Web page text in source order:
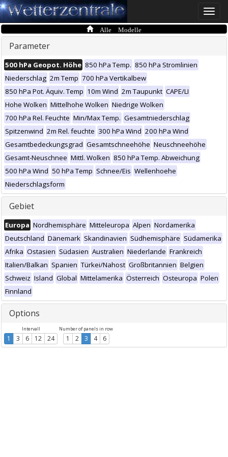
Toggle
Alle Modelle
Parameter
500 hPa Geopot. Höhe 850 hPa Temp. 850 hPa Stromlinien
Niederschlag 2m Temp 700 hPa Vertikalbew
850 hPa Pot. Äquiv. Temp 10m Wind 2m Taupunkt CAPE/LI
Hohe Wolken Mittelhohe Wolken Niedrige Wolken
700 hPa Rel. Feuchte Min/Max Temp. Gesamtniederschlag
Spitzenwind 2m Rel. feuchte 300 hPa Wind 200 hPa Wind
Gesamtbedeckungsgrad Gesamtschneehöhe Neuschneehöhe
Gesamt-Neuschnee Mittl. Wolken 850 hPa Temp. Abweichung
500 hPa Wind 50 hPa Temp Schnee/Eis Wellenhoehe
Niederschlagsform
Gebiet
Europa Nordhemisphäre Mitteleuropa Alpen Nordamerika
Deutschland Dänemark Skandinavien Südhemisphäre Südamerika
Afrika Ostasien Südasien Australien Niederlande Frankreich
Italien/Balkan Spanien Türkei/Nahost Großbritannien Belgien
Schweiz Island Global Mittelamerika Österreich Osteuropa Polen
Finnland
Options
Intervall
1 3 6 12 24
Number of panels in row
1 2 3 4 6